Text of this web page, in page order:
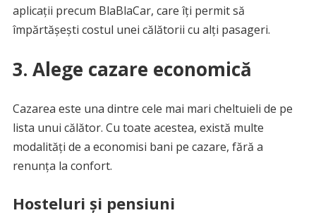
aplicații precum BlaBlaCar, care îți permit să
împărtășești costul unei călătorii cu alți pasageri.
3. Alege cazare economică
Cazarea este una dintre cele mai mari cheltuieli de pe
lista unui călător. Cu toate acestea, există multe
modalități de a economisi bani pe cazare, fără a
renunța la confort.
Hosteluri și pensiuni